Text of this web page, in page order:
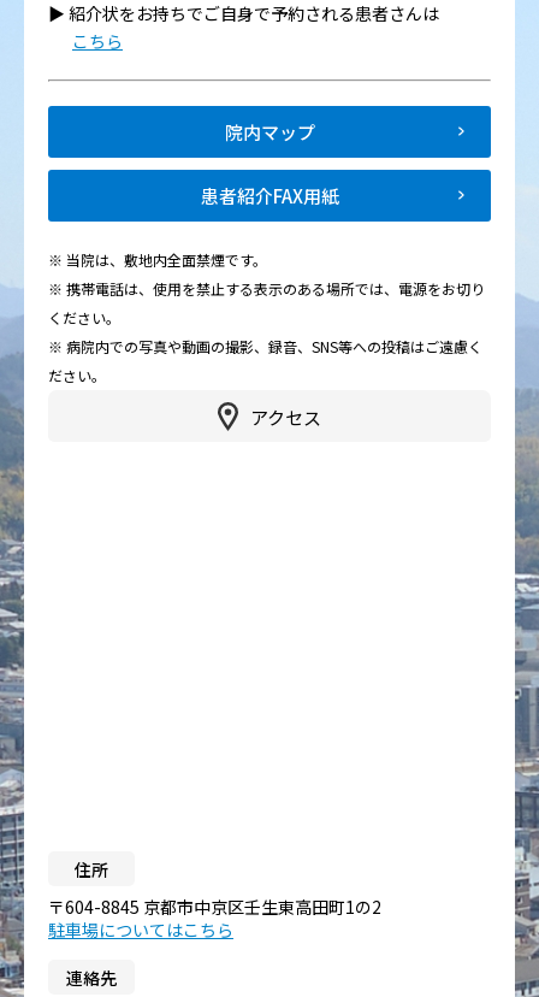
アクセス
住所
〒604-8845 京都市中京区壬生東高田町1の2
駐車場についてはこちら
連絡先
▶︎ 紹介状をお持ちでご自身で予約される患者さんは
こちら
院内マップ
患者紹介FAX用紙
※ 当院は、敷地内全面禁煙です。
※ 携帯電話は、使用を禁止する表示のある場所では、電源をお切り
ください。
※ 病院内での写真や動画の撮影、録音、SNS等への投稿はご遠慮く
ださい。